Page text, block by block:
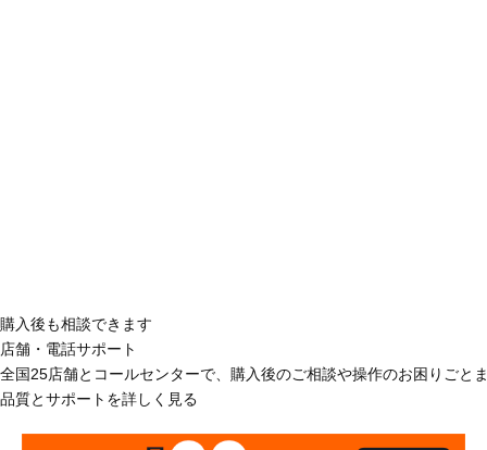
購入後も相談できます
店舗・電話サポート
全国25店舗とコールセンターで、購入後のご相談や操作のお困りごと
品質とサポートを詳しく見る